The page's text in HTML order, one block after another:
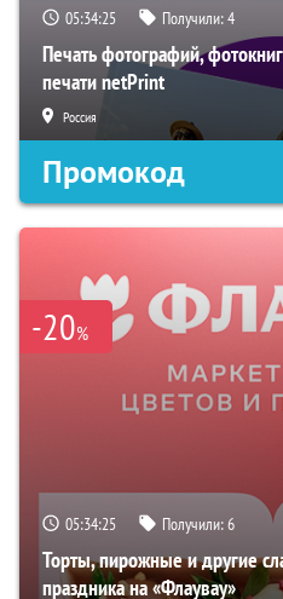
05:34:24 Получили:4
Печать фотографий,
печати netPrint
Россия
Промокод
-20%
05:34:24 Получили:6
Торты, пирожные и другие
праздника на «Флаувау»